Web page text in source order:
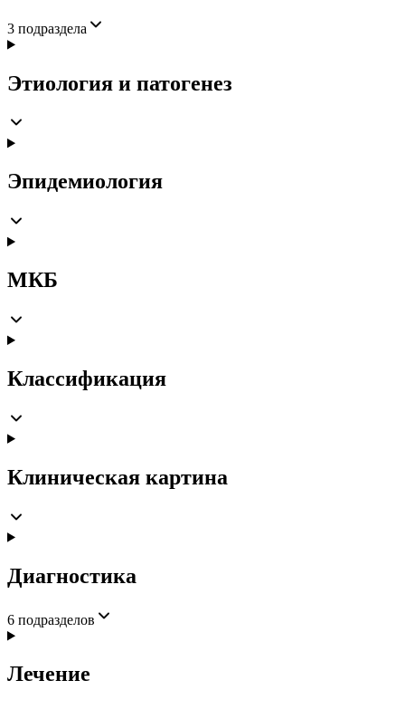
3 подраздела
Этиология и патогенез
Эпидемиология
МКБ
Классификация
Клиническая картина
Диагностика
6 подразделов
Лечение